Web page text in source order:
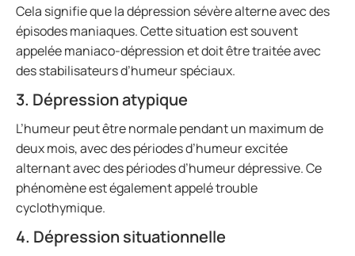
Cela signifie que la dépression sévère alterne avec des
épisodes maniaques. Cette situation est souvent
appelée maniaco-dépression et doit être traitée avec
des stabilisateurs d’humeur spéciaux.
3. Dépression atypique
L’humeur peut être normale pendant un maximum de
deux mois, avec des périodes d’humeur excitée
alternant avec des périodes d’humeur dépressive. Ce
phénomène est également appelé trouble
cyclothymique.
4. Dépression situationnelle